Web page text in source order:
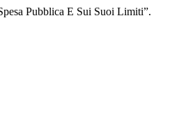
Pubblica E Sui Suoi Limiti”.